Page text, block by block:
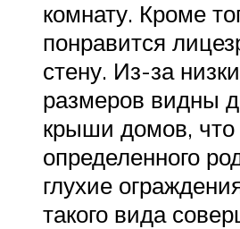
комнату. Кроме
понравится
стену. Из-за
размеров видны
крыши домов, что
определенного
глухие
такого вида